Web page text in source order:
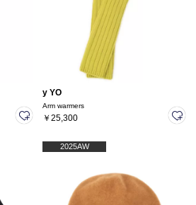
y YO
Arm warmers
￥25,300
2025AW